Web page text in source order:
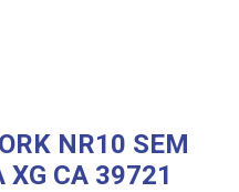
NR10 SEM
XG CA 39721